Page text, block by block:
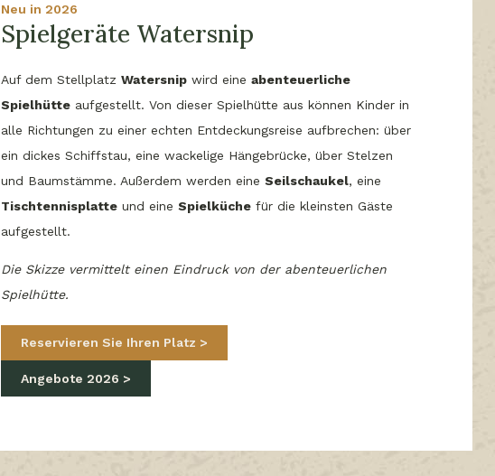
Neu in 2026
Spielgeräte Watersnip
Auf dem Stellplatz Watersnipwird eine abenteuerliche
Spielhütteaufgestellt. Von dieser Spielhütte aus können Kinder in
alle Richtungen zu einer echten Entdeckungsreise aufbrechen: über
ein dickes Schiffstau, eine wackelige Hängebrücke, über Stelzen
und Baumstämme. Außerdem werden eine Seilschaukel, eine
Tischtennisplatteund eine Spielküchefür die kleinsten Gäste
aufgestellt.
Die Skizze vermittelt einen Eindruck von der abenteuerlichen
Spielhütte.
Reservieren Sie Ihren Platz
Angebote 2026